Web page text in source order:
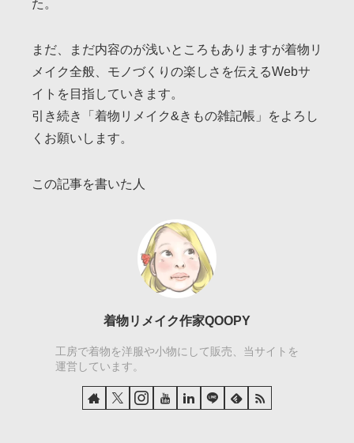
た。
まだ、まだ内容のが浅いところもありますが着物リ
メイク全般、モノづくりの楽しさを伝えるWebサ
イトを目指していきます。
引き続き「着物リメイク&きもの雑記帳」をよろし
くお願いします。
この記事を書いた人
着物リメイク作家QOOPY
工房で着物を洋服や小物にして販売、当サイトを
運営しています。